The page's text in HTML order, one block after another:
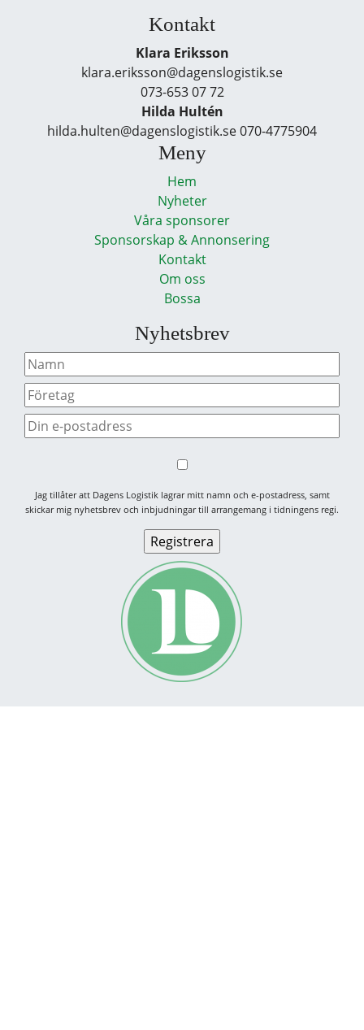
Kontakt
Klara Eriksson
klara.eriksson@dagenslogistik.se
073-653 07 72
Hilda Hultén
hilda.hulten@dagenslogistik.se 070-4775904
Meny
Hem
Nyheter
Våra sponsorer
Sponsorskap & Annonsering
Kontakt
Om oss
Bossa
Nyhetsbrev
Jag tillåter att Dagens Logistik lagrar mitt namn och e-postadress, samt
skickar mig nyhetsbrev och inbjudningar till arrangemang i tidningens regi.